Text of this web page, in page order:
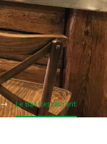
Le Bar Restaurant